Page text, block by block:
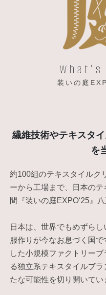
装いの庭
繊維技術やテキスタ
を
約100組のテキスタイルク
ーから工場まで、日本の
間『装いの庭EXPO‘25』八
日本は、世界でもめずら
服作りが今なお息づく国
した小規模ファクトリー
る独立系テキスタイルブ
たな可能性を切り開いてい